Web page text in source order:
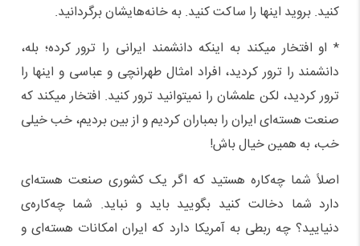
کنید. بروید اینها را ساکت کنید. به خانه‌هایشان برگردانید.
* او افتخار میکند به اینکه دانشمند ایرانی را ترور کرده؛ بله،
دانشمند را ترور کردید، افراد امثال طهرانچی و عباسی و اینها را
ترور کردید، لکن علمشان را نمیتوانید ترور کنید. افتخار میکند که
صنعت هسته‌ای ایران را بمباران کردیم و از بین بردیم، خب خیلی
خب، به همین خیال باش!
اصلاً شما چه‌کاره هستید که اگر یک کشوری صنعت هسته‌ای
دارد شما دخالت کنید بگویید باید و نباید. شما چه‌کاره‌ی
دنیایید؟ چه ربطی به آمریکا دارد که ایران امکانات هسته‌ای و